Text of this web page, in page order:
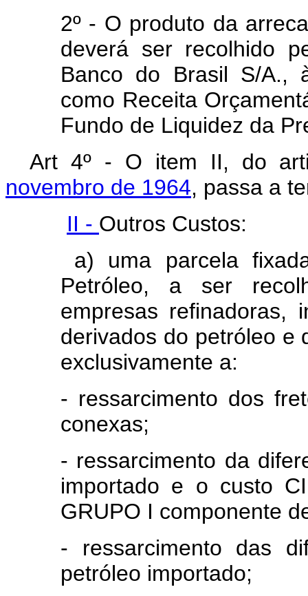
2º - O produto da
deverá ser recolhido
Banco do Brasil S/A.,
como Receita
Fundo de Liquidez da
Art 4º - O item II, do
novembro de 1964, passa a
II - Outros Custos:
a) uma parcela
Petróleo, a ser
empresas refinadoras,
derivados do petróleo e
exclusivamente a:
- ressarcimento dos
conexas;
- ressarcimento da
importado e o custo
GRUPO I componente
- ressarcimento das
petróleo importado;